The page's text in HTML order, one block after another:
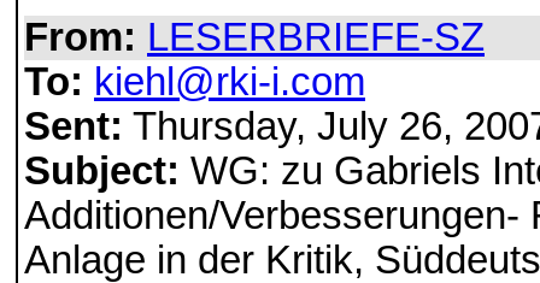
From: LESERBRIEFE-SZ
To: kiehl@rki-i.com
Sent: Thursday, July 26,
Subject: WG: zu Gabriels
Additionen/
Anlage in der Kritik,